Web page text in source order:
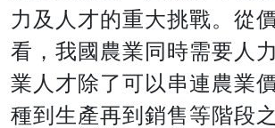
力及人才的重大挑戰。從
看，我國農業同時需要人
業人才除了可以串連農業
種到生產再到銷售等階段